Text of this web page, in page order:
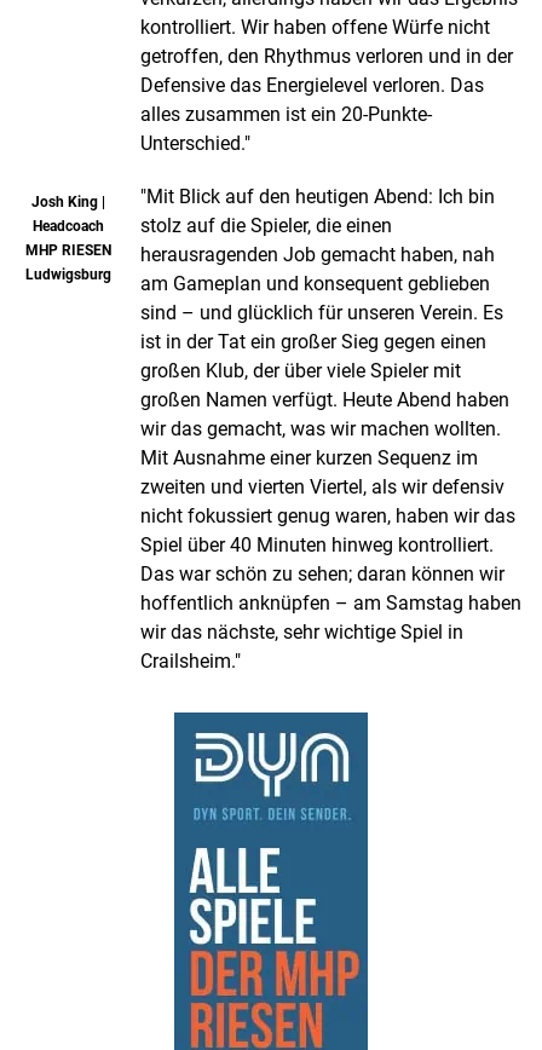
kontrolliert. Wir haben offene Würfe nicht
getroffen, den Rhythmus verloren und in der
Defensive das Energielevel verloren. Das
alles zusammen ist ein 20-Punkte-
Unterschied."
Josh King |
Headcoach
MHP RIESEN
Ludwigsburg
"Mit Blick auf den heutigen Abend: Ich bin
stolz auf die Spieler, die einen
herausragenden Job gemacht haben, nah
am Gameplan und konsequent geblieben
sind – und glücklich für unseren Verein. Es
ist in der Tat ein großer Sieg gegen einen
großen Klub, der über viele Spieler mit
großen Namen verfügt. Heute Abend haben
wir das gemacht, was wir machen wollten.
Mit Ausnahme einer kurzen Sequenz im
zweiten und vierten Viertel, als wir defensiv
nicht fokussiert genug waren, haben wir das
Spiel über 40 Minuten hinweg kontrolliert.
Das war schön zu sehen; daran können wir
hoffentlich anknüpfen – am Samstag haben
wir das nächste, sehr wichtige Spiel in
Crailsheim."